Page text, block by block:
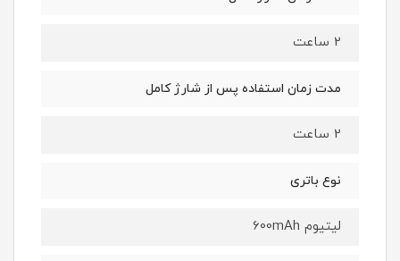
2 ساعت
مدت زمان استفاده پس از شارژ کامل
2 ساعت
نوع باتری
لیتیوم 600mAh